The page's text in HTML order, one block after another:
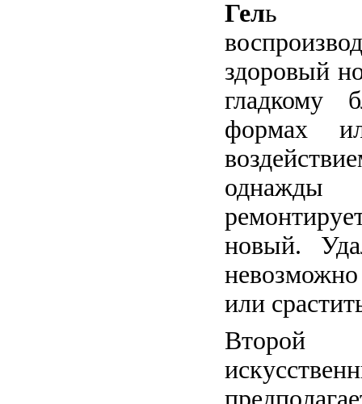
Гель
здоровый
гладкому
формах
новый.
или
Второй